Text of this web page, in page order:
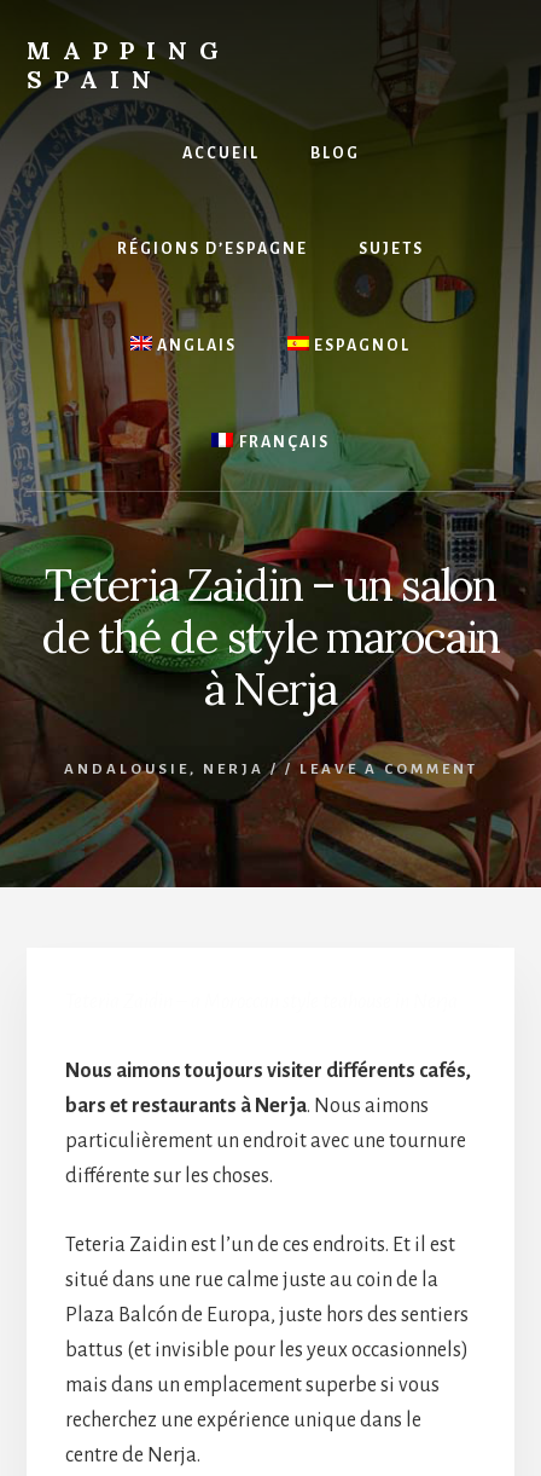
content
MAPPING
SPAIN
Everything
Spain!
ACCUEIL BLOG
RÉGIONS D’ESPAGNE SUJETS
ANGLAIS ESPAGNOL
FRANÇAIS
Teteria Zaidin – un salon
de thé de style marocain
à Nerja
ANDALOUSIE , NERJA / / LEAVE A COMMENT
Nous aimons toujours visiter différents cafés,
bars et restaurants à Nerja. Nous aimons
particulièrement un endroit avec une tournure
différente sur les choses.
Teteria Zaidin est l’un de ces endroits. Et il est
situé dans une rue calme juste au coin de la
Plaza Balcón de Europa, juste hors des sentiers
battus (et invisible pour les yeux occasionnels)
mais dans un emplacement superbe si vous
recherchez une expérience unique dans le
centre de Nerja.